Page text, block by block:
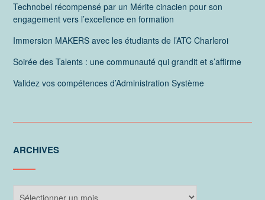
Technobel récompensé par un Mérite cinacien pour son
engagement vers l’excellence en formation
Immersion MAKERS avec les étudiants de l’ATC Charleroi
Soirée des Talents : une communauté qui grandit et s’affirme
Validez vos compétences d’Administration Système
ARCHIVES